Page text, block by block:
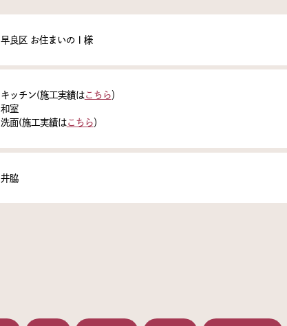
早良区 お住まいのⅠ様
キッチン(施工実績はこちら ）
和室
洗面(施工実績はこちら ）
井脇